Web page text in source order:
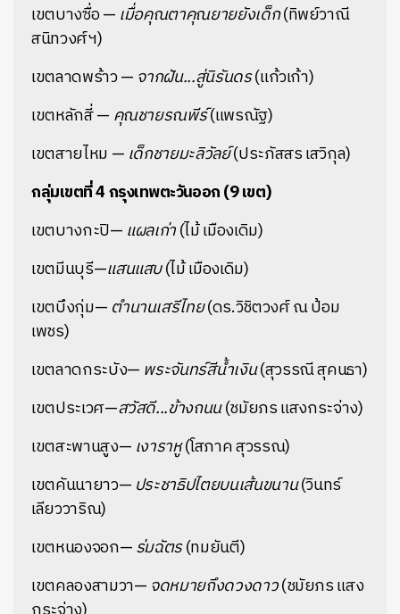
เขตบางซื่อ — เมื่อคุณตาคุณยายยังเด็ก(ทิพย์วาณี
สนิทวงศ์ฯ)
เขตลาดพร้าว — จากฝัน...สู่นิรันดร(แก้วเก้า)
เขตหลักสี่ — คุณชายรณพีร์(แพรณัฐ)
เขตสายไหม — เด็กชายมะลิวัลย์(ประภัสสร เสวิกุล)
กลุ่มเขตที่ 4 กรุงเทพตะวันออก (9 เขต)
เขตบางกะปิ— แผลเก่า(ไม้ เมืองเดิม)
เขตมีนบุรี—แสนแสบ(ไม้ เมืองเดิม)
เขตบึงกุ่ม— ตำนานเสรีไทย(ดร.วิชิตวงศ์ ณ ป้อม
เพชร)
เขตลาดกระบัง— พระจันทร์สีน้ำเงิน(สุวรรณี สุคนธา)
เขตประเวศ—สวัสดี...ข้างถนน(ชมัยภร แสงกระจ่าง)
เขตสะพานสูง— เงาราหู(โสภาค สุวรรณ)
เขตคันนายาว— ประชาธิปไตยบนเส้นขนาน(วินทร์
เลียววาริณ)
เขตหนองจอก—ร่มฉัตร(ทมยันตี)
เขตคลองสามวา— จดหมายถึงดวงดาว(ชมัยภร แสง